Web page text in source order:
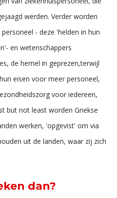
werden. Verder worden
- deze 'helden in hun
en wetenschappers
de hemel in geprezen,terwijl
eisen voor meer personeel,
voor iedereen,
but not least worden Griekse
werken, 'opgevist' om via
uit de landen, waar zij zich
dan?